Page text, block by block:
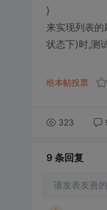
}
来实现列表
状态下)时,测
给本帖投票
323
9 条回复
请发表友善